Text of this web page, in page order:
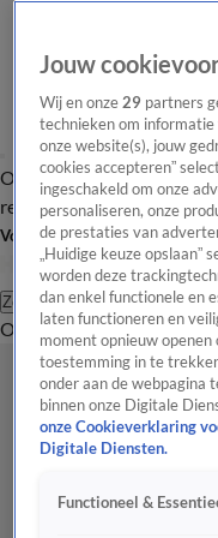
Overzicht Laatste nieuws
redactie
Volg Hart van Nederland
Zoeken
OverzichtRegio
Jouw
Wij en onze29 partners
technieken om
onze website(s), jouw
cookies accepteren”
ingeschakeld om onze
personaliseren, onze
de prestaties van
„Huidige keuze opslaan”
worden deze
dan enkel functionele en
laten functioneren en
moment opnieuw openen
toestemming in te
onder aan de webpagina
binnen onze Digitale
onze Cookieverklaring
Digitale Diensten.
Functioneel &